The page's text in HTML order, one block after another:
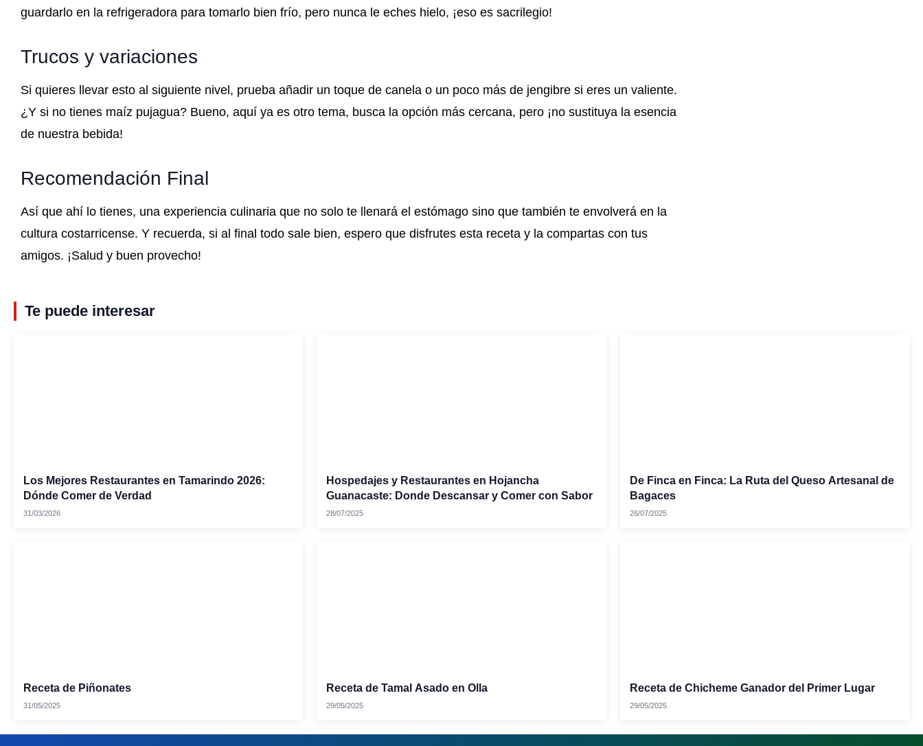
guardarlo en la refrigeradora para tomarlo bien frío, pero nunca le eches hielo, ¡eso es sacrilegio!
Trucos y variaciones
Si quieres llevar esto al siguiente nivel, prueba añadir un toque de canela o un poco más de jengibre si eres un valiente.
¿Y si no tienes maíz pujagua? Bueno, aquí ya es otro tema, busca la opción más cercana, pero ¡no sustituya la esencia
de nuestra bebida!
Recomendación Final
Así que ahí lo tienes, una experiencia culinaria que no solo te llenará el estómago sino que también te envolverá en la
cultura costarricense. Y recuerda, si al final todo sale bien, espero que disfrutes esta receta y la compartas con tus
amigos. ¡Salud y buen provecho!
Te puede interesar
Los Mejores Restaurantes en Tamarindo 2026:
Dónde Comer de Verdad
31/03/2026
Hospedajes y Restaurantes en Hojancha
Guanacaste: Donde Descansar y Comer con Sabor
28/07/2025
De Finca en Finca: La Ruta del Queso Artesanal de
Bagaces
26/07/2025
Receta de Piñonates
31/05/2025
Receta de Tamal Asado en Olla
29/05/2025
Receta de Chicheme Ganador del Primer Lugar
29/05/2025